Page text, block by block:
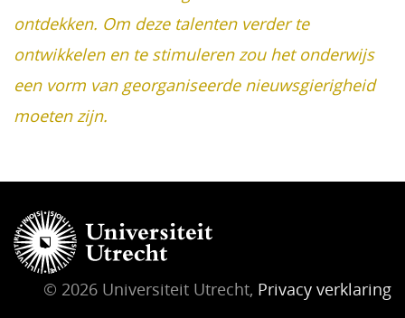
ontdekken. Om deze talenten verder te
ontwikkelen en te stimuleren zou het onderwijs
een vorm van georganiseerde nieuwsgierigheid
moeten zijn.
© 2026 Universiteit Utrecht, Privacy verklaring